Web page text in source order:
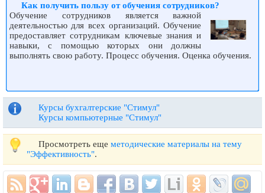
Как получить пользу от обучения сотрудников?
Обучение сотрудников является важной
деятельностью для всех организаций. Обучение
предоставляет сотрудникам ключевые знания и
навыки, с помощью которых они должны
выполнять свою работу. Процесс обучения. Оценка обучения.
Курсы бухгалтерские "Стимул"
Курсы компьютерные "Стимул"
Просмотреть еще методические материалы на тему
"Эффективность".